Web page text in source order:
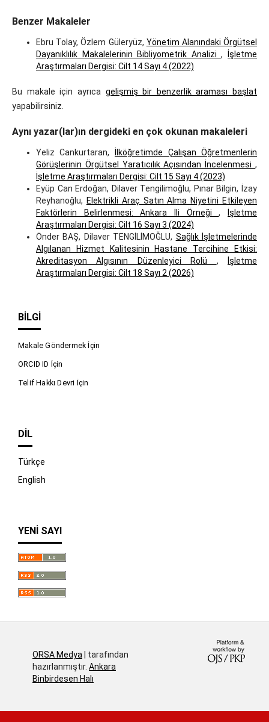
İndir
Benzer Makaleler
Ebru Tolay, Özlem Güleryüz, Yönetim Alanındaki Örgütsel
Dayanıklılık Makalelerinin Bibliyometrik Analizi,
İşletme
Araştırmaları Dergisi: Cilt 14 Sayı 4 (2022)
Bu makale için ayrıca gelişmiş bir benzerlik araması başlat
yapabilirsiniz.
Aynı yazar(lar)ın dergideki en çok okunan makaleleri
Yeliz Cankurtaran,
İlköğretimde Çalışan Öğretmenlerin
Görüşlerinin Örgütsel Yaratıcılık Açısından İncelenmesi,
İşletme Araştırmaları Dergisi: Cilt 15 Sayı 4 (2023)
Eyüp Can Erdoğan, Dilaver Tengilimoğlu, Pınar Bilgin, İzay
Reyhanoğlu, Elektrikli Araç Satın Alma Niyetini Etkileyen
Faktörlerin Belirlenmesi: Ankara İli Örneği,
İşletme
Araştırmaları Dergisi: Cilt 16 Sayı 3 (2024)
Önder BAŞ, Dilaver TENGİLİMOĞLU, Sağlık İşletmelerinde
Algılanan Hizmet Kalitesinin Hastane Tercihine Etkisi:
Akreditasyon Algısının Düzenleyici Rolü ,
İşletme
Araştırmaları Dergisi: Cilt 18 Sayı 2 (2026)
BILGI
Makale Göndermek İçin
ORCID ID İçin
Telif Hakkı Devri İçin
DIL
Türkçe
English
YENI SAYI
ORSA Medya| tarafından
hazırlanmıştır. Ankara
Binbirdesen Halı